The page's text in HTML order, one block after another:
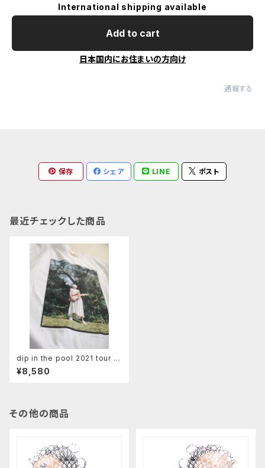
International shipping available
Add to cart
日本国内にお住まいの方向け
通報する
保存 シェア LINE ポスト
最近チェックした商品
dip in the pool 2021 tour T
- shirt
¥8,580
その他の商品